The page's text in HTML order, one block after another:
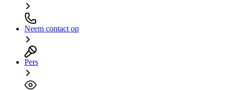
Neem contact op
Pers